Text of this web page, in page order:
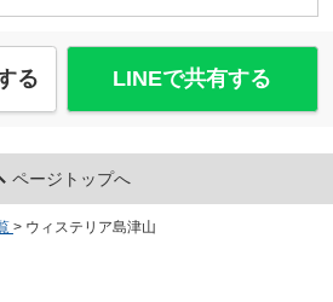
る LINEで共有する
ページトップへ
> ウィステリア島津山